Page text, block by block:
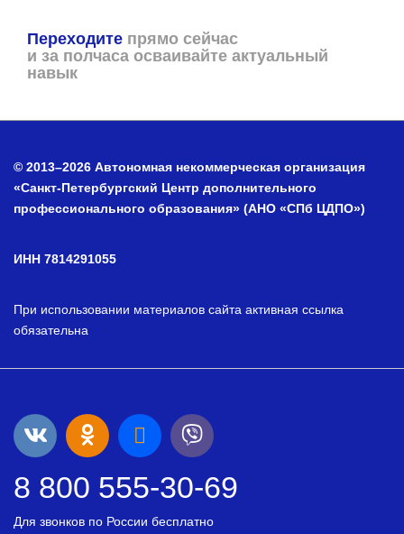
Переходите прямо сейчас
и за полчаса осваивайте актуальный
навык
© 2013–2026 Автономная некоммерческая организация
«Санкт-Петербургский Центр дополнительного
профессионального образования» (АНО «СПб ЦДПО»)
ИНН 7814291055
При использовании материалов сайта активная ссылка
обязательна
8 800 555-30-69
Для звонков по России бесплатно